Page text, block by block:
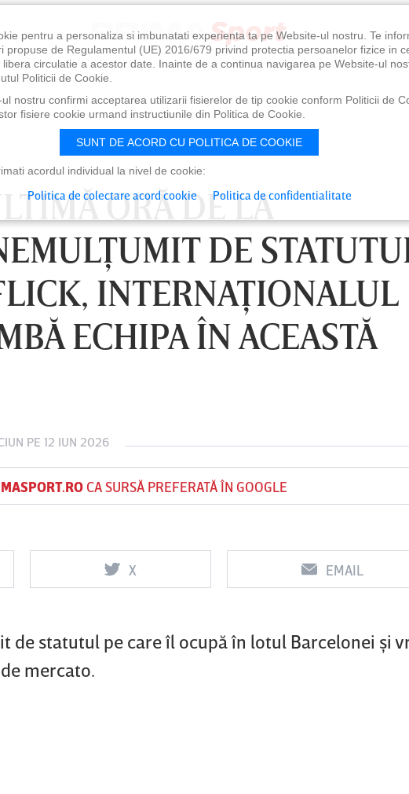
ORĂ DE LA
DE
INTERNAŢIONALUL
ECHIPA ÎN ACEASTĂ
PE 12 IUN 2026
CA SURSĂ PREFERATĂ ÎN GOOGLE
X EMAIL
de statutul pe care îl ocupă în lotul Barcelonei şi
mercato.
Sf
FCSB
VINERI 07 AUG, 21:00
UTA Arad Rapid
SÂMBĂTĂ
Farul
pentru a personaliza si imbunatati experienta ta pe Website-ul nostru. Te
propuse de Regulamentul (UE) 2016/679 privind protectia persoanelor fizice in
circulatie a acestor date. Inainte de a continua navigarea pe Website-ul
Politicii de Cookie.
nostru confirmi acceptarea utilizarii fisierelor de tip cookie conform Politicii de
fisiere cookie urmand instructiunile din Politica de Cookie.
SUNT DE ACORD CU POLITICA DE COOKIE
acordul individual la nivel de cookie:
Politica de colectare acord cookie Politica de confidentialitate